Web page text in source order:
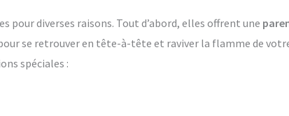
pour diverses raisons. Tout d’abord, elles offrent une
se retrouver en tête-à-tête et raviver la flamme de
spéciales :